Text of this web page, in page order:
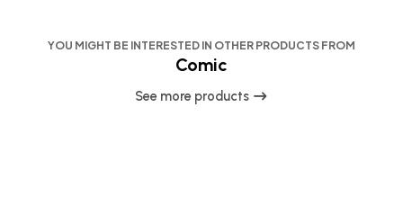
YOU MIGHT BE INTERESTED IN OTHER PRODUCTS FROM
Comic
See more products